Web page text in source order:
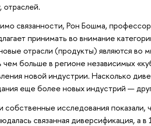
отраслей.
связанности, Рон Бошма,
принимать во внимание
отрасли (продукты) являются
чем больше в регионе независимых
новой индустрии. Насколько
еще более новых индустрий —
собственные исследования показали,
связанная диверсификация, а